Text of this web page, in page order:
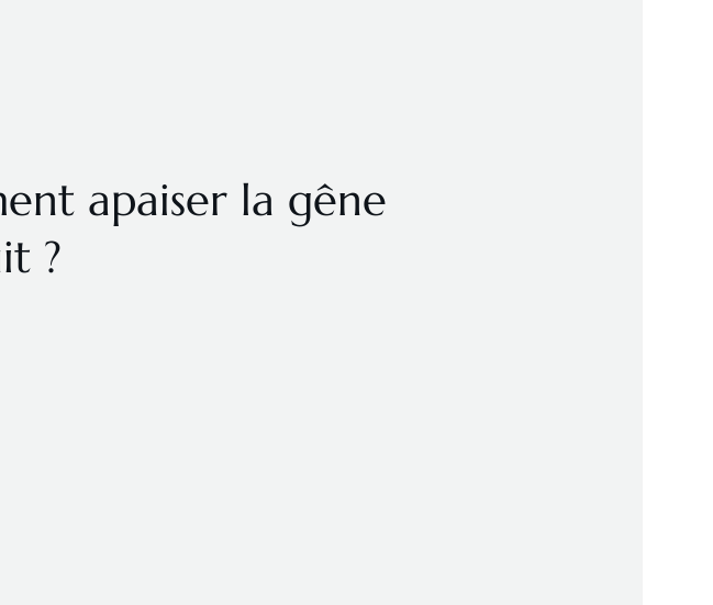
apaiser la gêne
?